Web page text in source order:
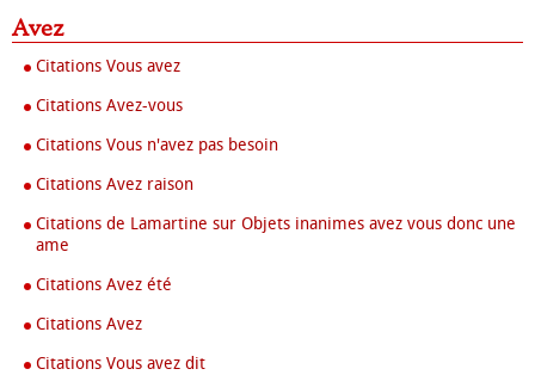
Avez
Citations Vous avez
Citations Avez-vous
Citations Vous n'avez pas besoin
Citations Avez raison
Citations de Lamartine sur Objets inanimes avez vous donc une
ame
Citations Avez été
Citations Avez
Citations Vous avez dit